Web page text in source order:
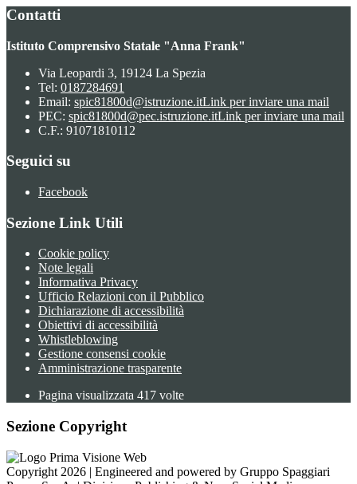
Contatti
Istituto Comprensivo Statale "Anna Frank"
Via Leopardi 3, 19124 La Spezia
Tel: 0187284691
Email: spic81800d@istruzione.itLink per inviare una mail
PEC: spic81800d@pec.istruzione.itLink per inviare una mail
C.F.: 91071810112
Seguici su
Facebook
Sezione Link Utili
Cookie policy
Note legali
Informativa Privacy
Ufficio Relazioni con il Pubblico
Dichiarazione di accessibilità
Obiettivi di accessibilità
Whistleblowing
Gestione consensi cookie
Amministrazione trasparente
Pagina visualizzata 417 volte
Sezione Copyright
Copyright 2026 | Engineered and powered by Gruppo Spaggiari